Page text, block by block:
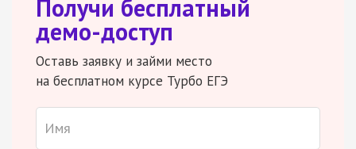
Получи бесплатный
демо-доступ
Оставь заявку и займи место
на бесплатном курсе Турбо ЕГЭ